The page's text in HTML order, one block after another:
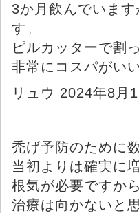
3か月飲んでいま
す。
ピルカッターで割
非常にコスパがい
リュウ 2024年8月
禿げ予防のために
当初よりは確実に
根気が必要ですか
治療は向かないと